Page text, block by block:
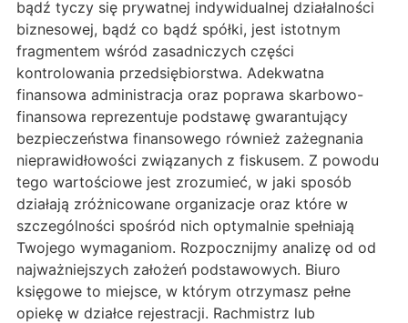
bądź tyczy się prywatnej indywidualnej działalności
biznesowej, bądź co bądź spółki, jest istotnym
fragmentem wśród zasadniczych części
kontrolowania przedsiębiorstwa. Adekwatna
finansowa administracja oraz poprawa skarbowo-
finansowa reprezentuje podstawę gwarantujący
bezpieczeństwa finansowego również zażegnania
nieprawidłowości związanych z fiskusem. Z powodu
tego wartościowe jest zrozumieć, w jaki sposób
działają zróżnicowane organizacje oraz które w
szczególności spośród nich optymalnie spełniają
Twojego wymaganiom. Rozpocznijmy analizę od od
najważniejszych założeń podstawowych. Biuro
księgowe to miejsce, w którym otrzymasz pełne
opiekę w działce rejestracji. Rachmistrz lub